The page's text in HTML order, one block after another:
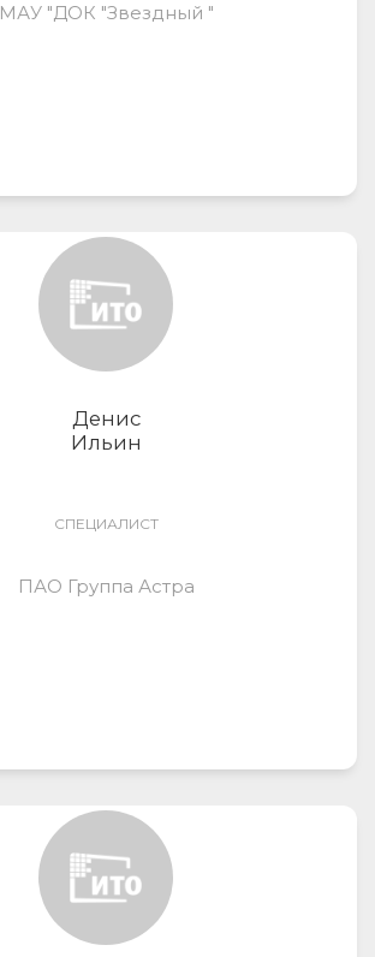
МАУ "ДОК "Звездный "
Денис
Ильин
СПЕЦИАЛИСТ
ПАО Группа Астра